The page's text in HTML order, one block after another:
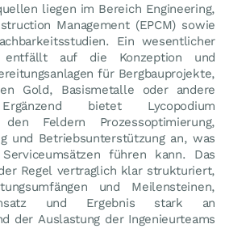
liegen im Bereich Engineering,
Management (EPCM) sowie
Ein wesentlicher
entfällt auf die Konzeption und
für Bergbauprojekte,
Gold, Basismetalle oder andere
bietet Lycopodium
Feldern Prozessoptimierung,
und Betriebsunterstützung an, was
führen kann. Das
Regel vertraglich klar strukturiert,
und Meilensteinen,
und Ergebnis stark an
der Auslastung der Ingenieurteams